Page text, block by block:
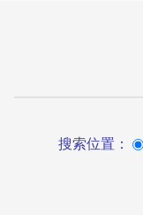
搜索位置：